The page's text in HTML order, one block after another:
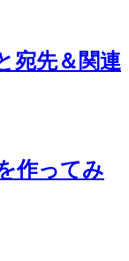
宛先＆関連
作ってみ